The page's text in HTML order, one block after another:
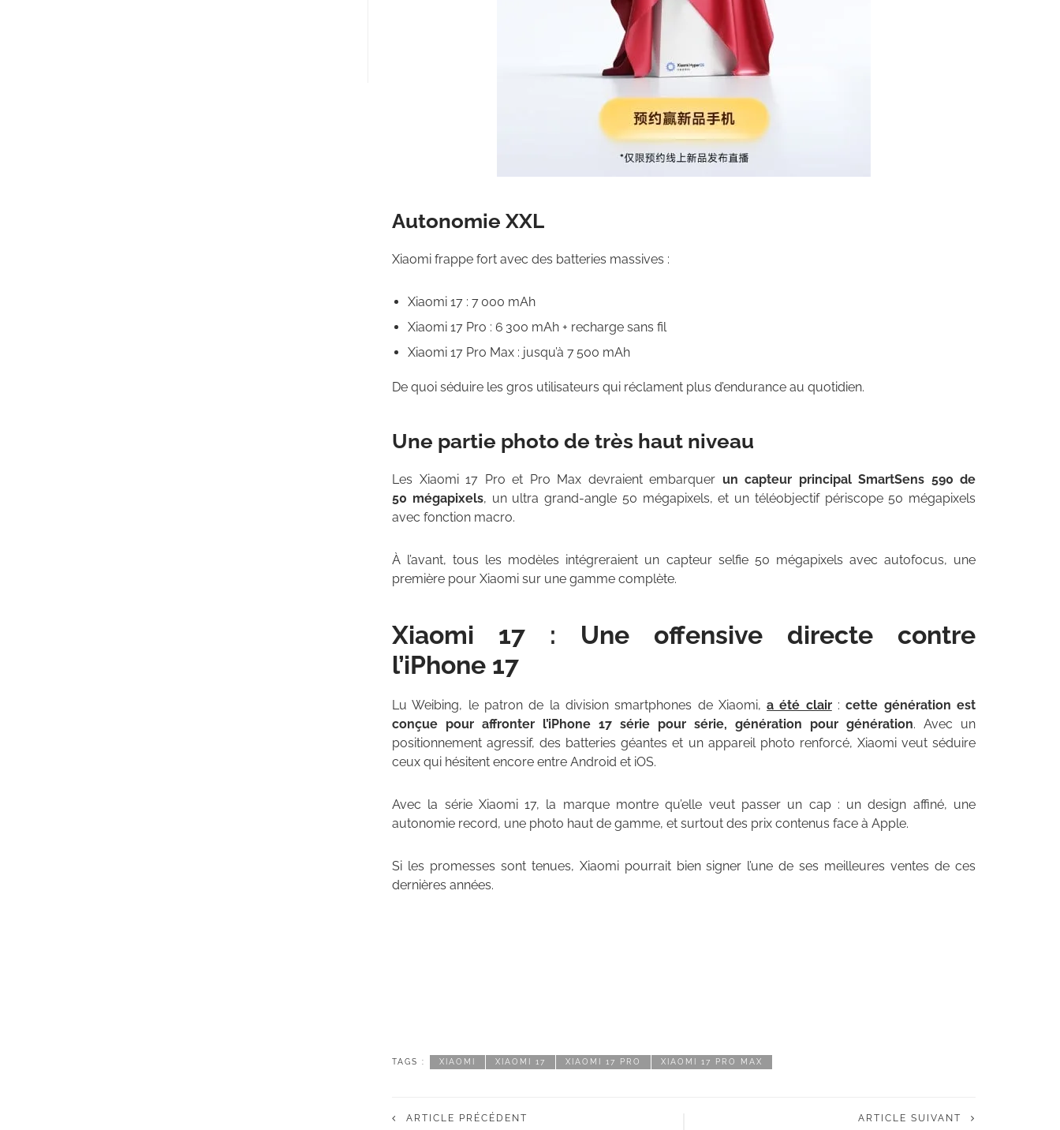
Autonomie XXL
Xiaomi frappe fort avec des batteries massives :
Xiaomi 17 : 7 000 mAh
Xiaomi 17 Pro : 6 300 mAh + recharge sans fil
Xiaomi 17 Pro Max : jusqu’à 7 500 mAh
De quoi séduire les gros utilisateurs qui réclament plus d’endurance au quotidien.
Une partie photo de très haut niveau
Les Xiaomi 17 Pro et Pro Max devraient embarquer un capteur principal SmartSens 590 de
50 mégapixels, un ultra grand-angle 50 mégapixels, et un téléobjectif périscope 50 mégapixels
avec fonction macro.
À l’avant, tous les modèles intégreraient un capteur selfie 50 mégapixels avec autofocus, une
première pour Xiaomi sur une gamme complète.
Xiaomi 17 : Une offensive directe contre
l’iPhone 17
Lu Weibing, le patron de la division smartphones de Xiaomi,a été clair:cette génération est
conçue pour affronter l’iPhone 17 série pour série, génération pour génération. Avec un
positionnement agressif, des batteries géantes et un appareil photo renforcé, Xiaomi veut séduire
ceux qui hésitent encore entre Android et iOS.
Avec la série Xiaomi 17, la marque montre qu’elle veut passer un cap : un design affiné, une
autonomie record, une photo haut de gamme, et surtout des prix contenus face à Apple.
Si les promesses sont tenues, Xiaomi pourrait bien signer l’une de ses meilleures ventes de ces
dernières années.
TAGS : XIAOMI XIAOMI 17 XIAOMI 17 PRO XIAOMI 17 PRO MAX
ARTICLE PRÉCÉDENT ARTICLE SUIVANT